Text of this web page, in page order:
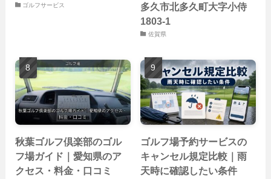
ゴルフサービス
多久市北多久町大字小侍
1803-1
佐賀県
秋葉ゴルフ倶楽部のゴル
フ場ガイド｜愛知県のア
クセス・料金・口コミ
ゴルフ場予約サービスの
キャンセル規定比較｜雨
天時に確認したい条件